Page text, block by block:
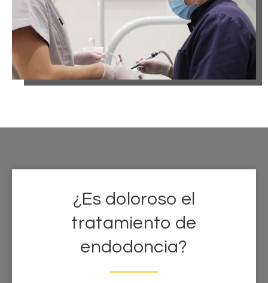
¿Es doloroso el
tratamiento de
endodoncia?